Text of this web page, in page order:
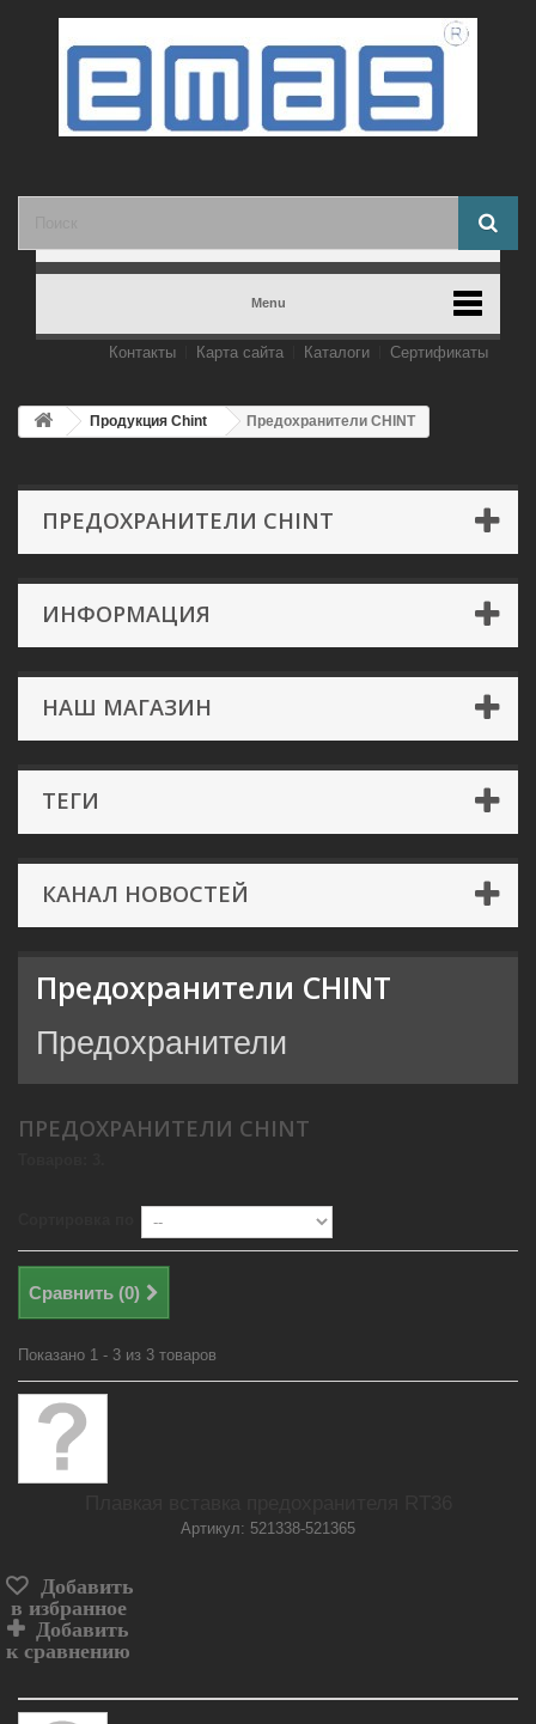
Menu
Контакты Карта сайта Каталоги Сертификаты
Продукция Chint Предохранители CHINT
ПРЕДОХРАНИТЕЛИ CHINT
ИНФОРМАЦИЯ
НАШ МАГАЗИН
ТЕГИ
КАНАЛ НОВОСТЕЙ
Предохранители CHINT
Предохранители
ПРЕДОХРАНИТЕЛИ CHINT
Сравнить (0)
Показано 1 - 3 из 3 товаров
Артикул: 521338-521365
Добавить
в избранное
Добавить
к сравнению